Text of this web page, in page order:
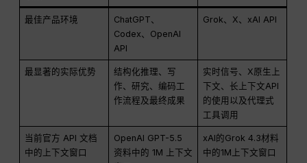
最佳产品环境
ChatGPT、
Codex、OpenAI
API
Grok、X、xAI API
最显著的实际优势
结构化推理、写
作、研究、编码工
作流程及最终成果
实时信号、X原生上
下文、长上下文API
的使用以及代理式
工具调用
当前官方 API 文档
中的上下文窗口
OpenAI GPT-5.5
资料中的 1M 上下文
xAI的Grok 4.3材料
中的1M上下文窗口